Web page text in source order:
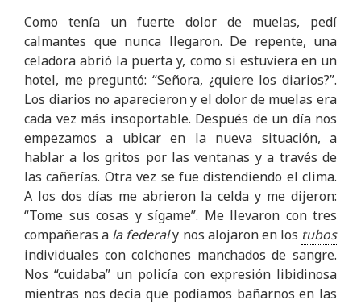
Como tenía un fuerte dolor de muelas, pedí
calmantes que nunca llegaron. De repente, una
celadora abrió la puerta y, como si estuviera en un
hotel, me preguntó: “Señora, ¿quiere los diarios?”.
Los diarios no aparecieron y el dolor de muelas era
cada vez más insoportable. Después de un día nos
empezamos a ubicar en la nueva situación, a
hablar a los gritos por las ventanas y a través de
las cañerías. Otra vez se fue distendiendo el clima.
A los dos días me abrieron la celda y me dijeron:
“Tome sus cosas y sígame”. Me llevaron con tres
compañeras a la federaly nos alojaron en los tubos
individuales con colchones manchados de sangre.
Nos “cuidaba” un policía con expresión libidinosa
mientras nos decía que podíamos bañarnos en las